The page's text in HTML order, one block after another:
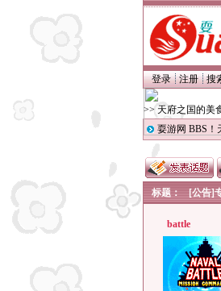
登录 注册 搜
>> 天府之国的美
耍游网 BBS！
标题： [公告]
battle